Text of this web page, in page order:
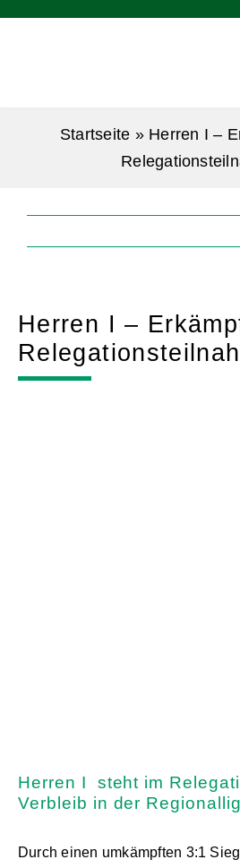
Startseite » Herren I –
Herren I –
Herren I steht im
Verbleib in der
Durch einen umkämpften 3:1